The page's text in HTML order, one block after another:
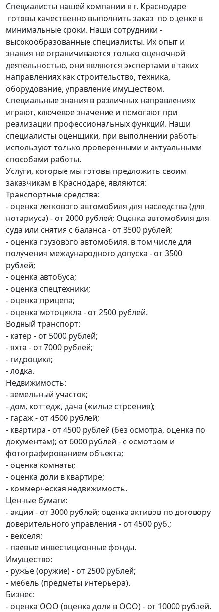
Специалисты нашей компании в г. Краснодаре
готовы качественно выполнить заказ по оценке в
минимальные сроки. Наши сотрудники -
высокообразованные специалисты. Их опыт и
знания не ограничиваются только оценочной
деятельностью, они являются экспертами в таких
направлениях как строительство, техника,
оборудование, управление имуществом.
Специальные знания в различных направлениях
играют, ключевое значение и помогают при
реализации профессиональных функций. Наши
специалисты оценщики, при выполнении работы
используют только проверенными и актуальными
способами работы.
Услуги, которые мы готовы предложить своим
заказчикам в Краснодаре, являются:
Транспортные средства:
- оценка легкового автомобиля для наследства (для
нотариуса) - от 2000 рублей; Оценка автомобиля для
суда или снятия с баланса - от 3500 рублей;
- оценка грузового автомобиля, в том числе для
получения международного допуска - от 3500
рублей;
- оценка автобуса;
- оценка спецтехники;
- оценка прицепа;
- оценка мотоцикла - от 2500 рублей.
Водный транспорт:
- катер - от 5000 рублей;
- яхта - от 7000 рублей;
- гидроцикл;
- лодка.
Недвижимость:
- земельный участок;
- дом, коттедж, дача (жилые строения);
- гараж - от 4500 рублей;
- квартира - от 4500 рублей (без осмотра, оценка по
документам); от 6000 рублей - с осмотром и
фотографированием объекта;
- оценка комнаты;
- оценка доли в квартире;
- коммерческая недвижимость.
Ценные бумаги:
- акции - от 3000 рублей; оценка активов по договору
доверительного управления - от 4500 руб.;
- векселя;
- паевые инвестиционные фонды.
Имущество:
- ружье (оружие) - от 2500 рублей;
- мебель (предметы интерьера).
Бизнес:
- оценка ООО (оценка доли в ООО) - от 10000 рублей.